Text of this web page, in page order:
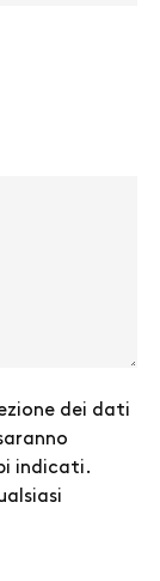
dei dati
indicati.